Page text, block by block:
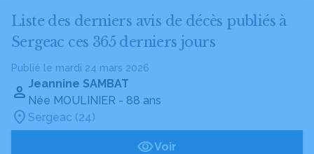
Liste des derniers avis de décès publiés à
Sergeac ces 365 derniers jours
Publié le mardi 24 mars 2026
Jeannine SAMBAT
Née MOULINIER - 88 ans
Sergeac (24)
Voir